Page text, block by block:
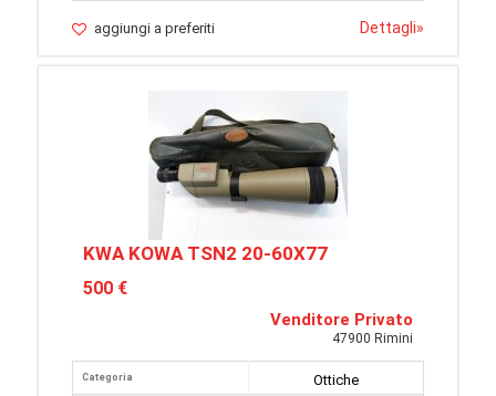
aggiungi a preferiti Dettagli»
KWA KOWA TSN2 20-60X77
500 €
Venditore Privato
47900 Rimini
Categoria
Ottiche